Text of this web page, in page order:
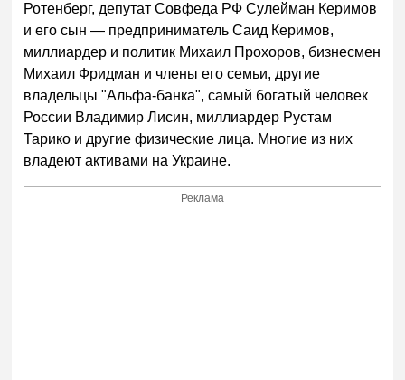
Ротенберг, депутат Совфеда РФ Сулейман Керимов
и его сын — предприниматель Саид Керимов,
миллиардер и политик Михаил Прохоров, бизнесмен
Михаил Фридман и члены его семьи, другие
владельцы "Альфа-банка", самый богатый человек
России Владимир Лисин, миллиардер Рустам
Тарико и другие физические лица. Многие из них
владеют активами на Украине.
Реклама